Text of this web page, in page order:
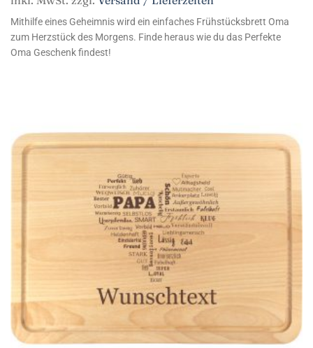
Mithilfe eines Geheimnis wird ein einfaches Frühstücksbrett Oma
zum Herzstück des Morgens. Finde heraus wie du das Perfekte
Oma Geschenk findest!